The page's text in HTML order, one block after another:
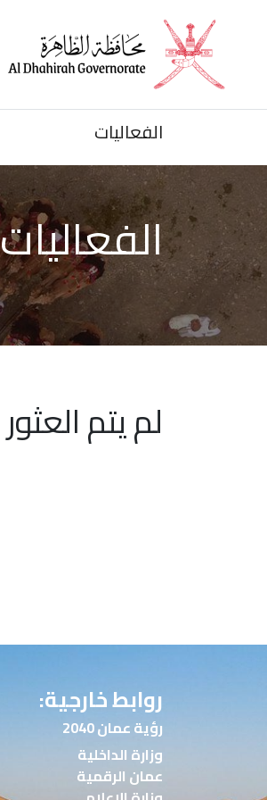
الفعاليات
الفعاليات
لم يتم
روابط خارجية:
رؤية عمان 2040
وزارة الداخلية
عمان الرقمية